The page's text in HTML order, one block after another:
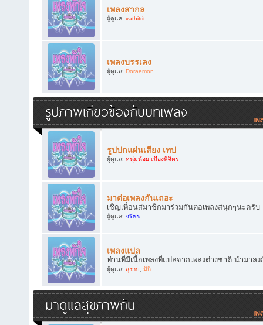
เพลงสากล
ผู้ดูแล: vathitrit
เพลงบรรเลง
ผู้ดูแล: Doraemon
รูปภาพเกี่ยวข้องกับบทเพลง
รูปปกแผ่นเสียง เทป
ผู้ดูแล: หนุ่มน้อย เมืองพิจิตร
มาต่อเพลงกันเถอะ
เชิญเพื่อนสมาชิกมาร่วมกันต่อเพลงสนุกๆนะครับ
ผู้ดูแล: จรีพร
เพลงแปล
ท่านที่มีเนื้อเพลงที่แปลจากเพลงต่างชาติ นำมาล
ผู้ดูแล: ลุงกบ, มิกิ
มาดูแลสุขภาพกัน